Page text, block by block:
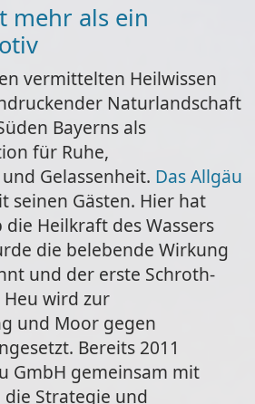
mehr als ein
vermittelten Heilwissen
Naturlandschaft
Bayerns als
für Ruhe,
Gelassenheit. Das Allgäu
seinen Gästen. Hier hat
die Heilkraft des Wassers
die belebende Wirkung
und der erste Schroth-
wird zur
und Moor gegen
Bereits 2011
GmbH gemeinsam mit
Strategie und